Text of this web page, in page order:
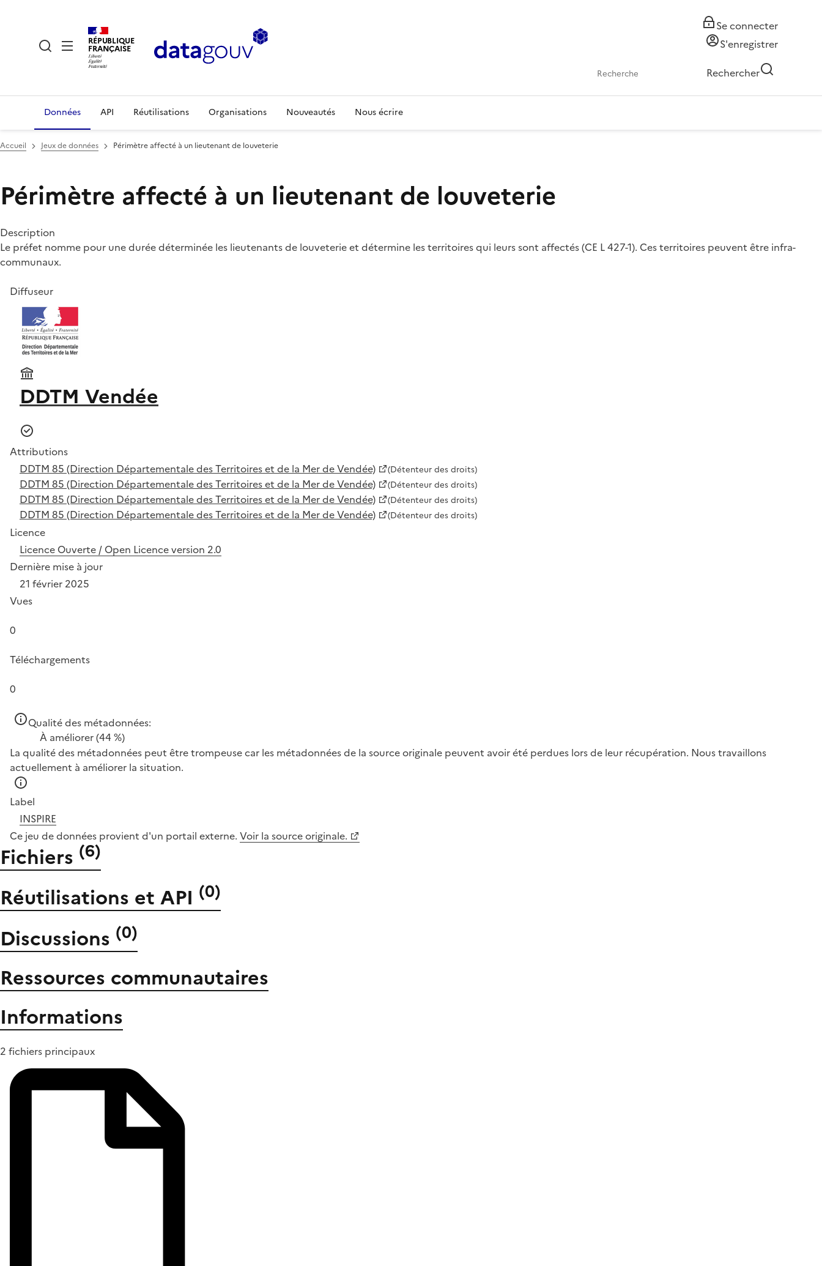
RÉPUBLIQUE
FRANÇAISE
Se connecter
S'enregistrer
Rechercher
Données API Réutilisations Organisations Nouveautés Nous écrire
Accueil Jeux de données Périmètre affecté à un lieutenant de louveterie
Périmètre affecté à un lieutenant de louveterie
Description
Le préfet nomme pour une durée déterminée les lieutenants de louveterie et détermine les territoires qui leurs sont affectés (CE L 427-1). Ces territoires peuvent être infra-
communaux.
Diffuseur
DDTM Vendée
Attributions
DDTM 85 (Direction Départementale des Territoires et de la Mer de Vendée)
(Détenteur des droits)
DDTM 85 (Direction Départementale des Territoires et de la Mer de Vendée) (Détenteur des droits)
DDTM 85 (Direction Départementale des Territoires et de la Mer de Vendée) (Détenteur des droits)
DDTM 85 (Direction Départementale des Territoires et de la Mer de Vendée) (Détenteur des droits)
Licence
Licence Ouverte / Open Licence version 2.0
Dernière mise à jour
21 février 2025
Vues
0
Téléchargements
0
Qualité des métadonnées:
À améliorer(44 %)
La qualité des métadonnées peut être trompeuse car les métadonnées de la source originale peuvent avoir été perdues lors de leur récupération. Nous travaillons
actuellement à améliorer la situation.
Label
INSPIRE
Ce jeu de données provient d'un portail externe. Voir la source originale.
Fichiers (6)
Réutilisations et API (0)
Discussions (0)
Ressources communautaires
Informations
2 fichiers principaux